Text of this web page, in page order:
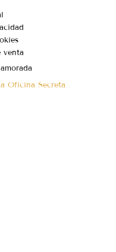
venta
Oficina Secreta